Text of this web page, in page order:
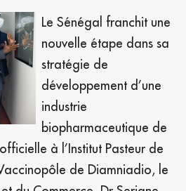
Le Sénégal franchit une
nouvelle étape dans sa
stratégie de
développement d’une
industrie
biopharmaceutique de
à l’Institut Pasteur de
de Diamniadio, le